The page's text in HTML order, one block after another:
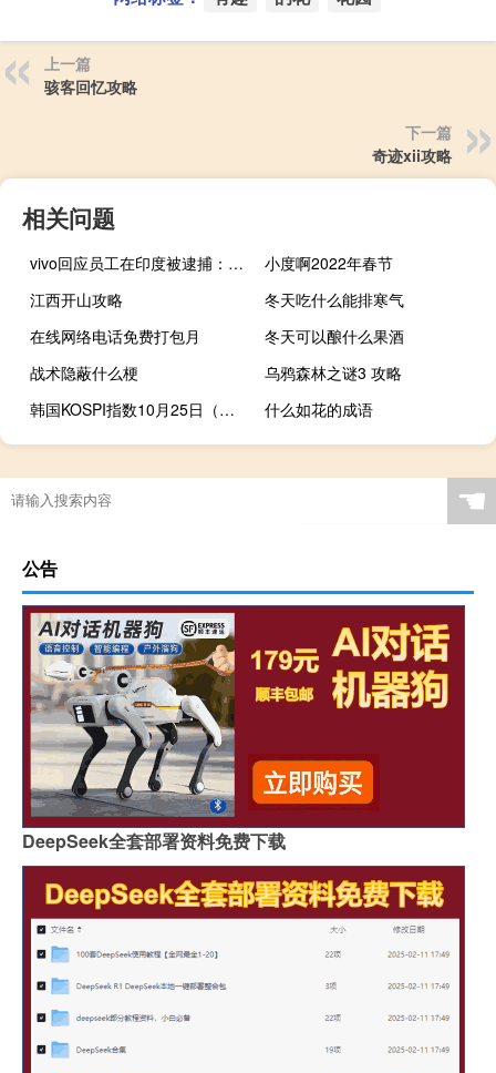
上一篇
骇客回忆攻略
下一篇
奇迹xii攻略
相关问题
vivo回应员工在印度被逮捕：将采取所有可行法律措施应对 到底什么情况呢
小度啊2022年春节
江西开山攻略
冬天吃什么能排寒气
在线网络电话免费打包月
冬天可以酿什么果酒
战术隐蔽什么梗
乌鸦森林之谜3 攻略
韩国KOSPI指数10月25日（周三）收盘下跌20.42点跌幅0.86%报2363.09点
什么如花的成语
☚
公告
DeepSeek全套部署资料免费下载